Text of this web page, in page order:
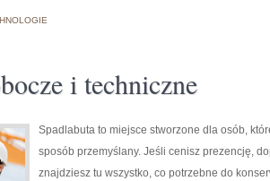
i techniczne
Spadlabuta to miejsce stworzone dla osób,
sposób przemyślany. Jeśli cenisz prezencję,
znajdziesz tu wszystko, co potrzebne do